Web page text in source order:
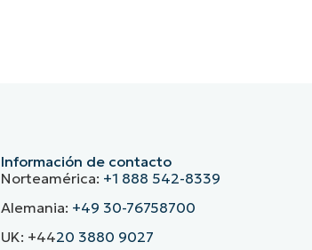
Información de contacto
Norteamérica: +1 888 542-8339
Alemania: +49 30-76758700
UK: +4420 3880 9027